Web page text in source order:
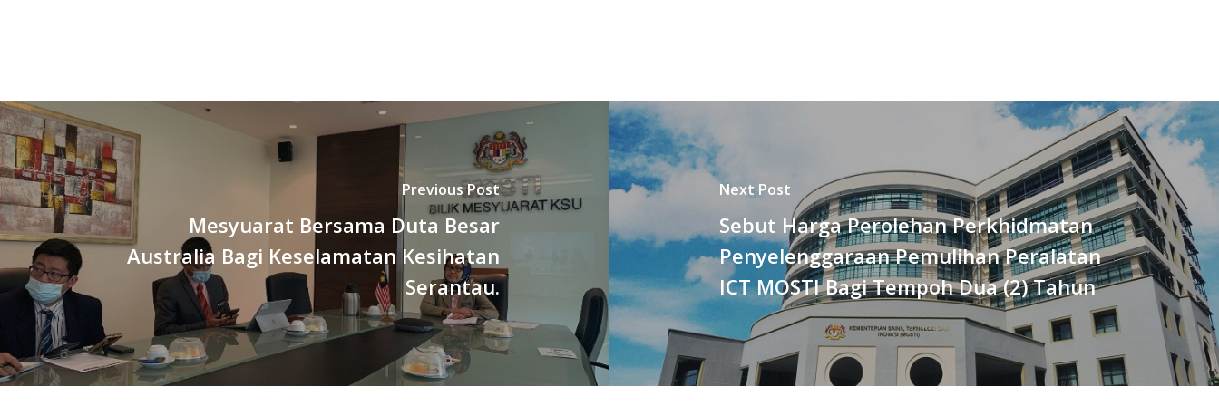
Previous Post
Mesyuarat Bersama Duta Besar
Australia Bagi Keselamatan Kesihatan
Serantau.
Next Post
Sebut Harga Perolehan Perkhidmatan
Penyelenggaraan Pemulihan Peralatan
ICT MOSTI Bagi Tempoh Dua (2) Tahun